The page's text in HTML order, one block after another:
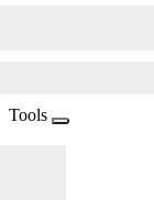
Tools